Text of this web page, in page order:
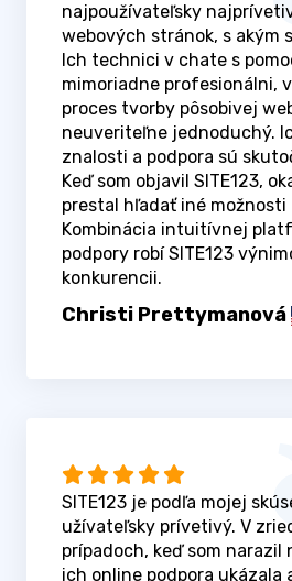
najpoužívateľsky
webových stránok, s akým
Ich technici v chate s
mimoriadne profesionálni,
proces tvorby pôsobivej
neuveriteľne jednoduchý.
znalosti a podpora sú
Keď som objavil SITE123,
prestal hľadať iné možnosti
Kombinácia intuitívnej
podpory robí SITE123
konkurencii.
Christi Prettymanová
SITE123 je podľa mojej
užívateľsky prívetivý. V
prípadoch, keď som narazil
ich online podpora ukázala